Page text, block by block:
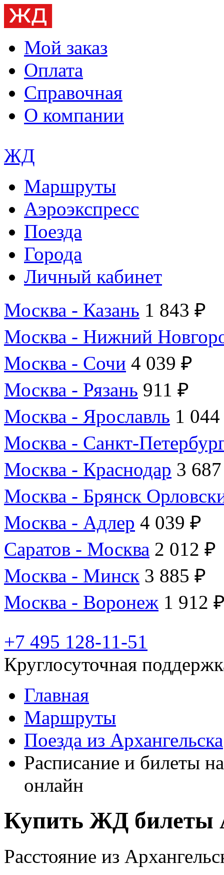
Мой заказ
Оплата
Справочная
О компании
ЖД
Маршруты
Аэроэкспресс
Поезда
Города
Личный кабинет
Москва - Казань 1 843 ₽
Москва - Нижний
Москва - Сочи 4 039 ₽
Москва - Рязань 911 ₽
Москва - Ярославль 1
Москва - Санкт-
Москва - Краснодар 3
Москва - Брянск
Москва - Адлер 4 039 ₽
Саратов - Москва 2 012 ₽
Москва - Минск 3 885 ₽
Москва - Воронеж 1 912
+7 495 128-11-51
Круглосуточная
Главная
Маршруты
Поезда из Архангельска
Расписание и билеты
онлайн
Купить ЖД билеты
Расстояние из